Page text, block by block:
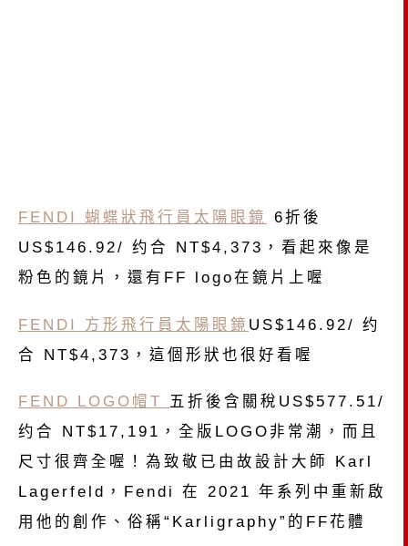
FENDI 蝴蝶狀飛行員太陽眼鏡
6折後
US$146.92/ 约合 NT$4,373，看起來像是
粉色的鏡片，還有FF logo在鏡片上喔
FENDI 方形飛行員太陽眼鏡 US$146.92/ 约
合 NT$4,373，這個形狀也很好看喔
FEND LOGO帽T
五折後含關稅US$577.51/
约合 NT$17,191，全版LOGO非常潮，而且
尺寸很齊全喔！為致敬已由故設計大師 Karl
Lagerfeld，Fendi 在 2021 年系列中重新啟
用他的創作、俗稱“Karligraphy”的FF花體